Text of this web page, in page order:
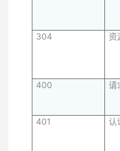
304
资
400
请
401
认